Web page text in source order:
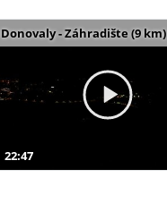
Donovaly - Záhradište (9 km)
22:47